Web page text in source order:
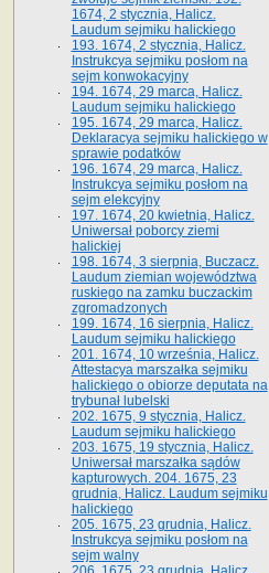
1674, 2 stycznia, Halicz.
Laudum sejmiku halickiego
193. 1674, 2 stycznia, Halicz.
Instrukcya sejmiku posłom na
sejm konwokacyjny
194. 1674, 29 marca, Halicz.
Laudum sejmiku halickiego
195. 1674, 29 marca, Halicz.
Deklaracya sejmiku halickiego w
sprawie podatków
196. 1674, 29 marca, Halicz.
Instrukcya sejmiku posłom na
sejm elekcyjny
197. 1674, 20 kwietnia, Halicz.
Uniwersał poborcy ziemi
halickiej
198. 1674, 3 sierpnia, Buczacz.
Laudum ziemian województwa
ruskiego na zamku buczackim
zgromadzonych
199. 1674, 16 sierpnia, Halicz.
Laudum sejmiku halickiego
201. 1674, 10 września, Halicz.
Attestacya marszałka sejmiku
halickiego o obiorze deputata na
trybunał lubelski
202. 1675, 9 stycznia, Halicz.
Laudum sejmiku halickiego
203. 1675, 19 stycznia, Halicz.
Uniwersał marszałka sądów
kapturowych. 204. 1675, 23
grudnia, Halicz. Laudum sejmiku
halickiego
205. 1675, 23 grudnia, Halicz.
Instrukcya sejmiku posłom na
sejm walny